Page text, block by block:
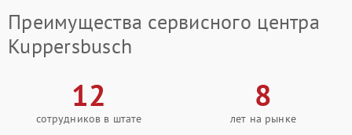
Преимущества сервисного центра
Kuppersbusch
12
сотрудников в штате
8
лет на рынке